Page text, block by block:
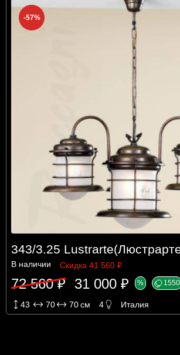
-57%
343/3.25
В наличии Скидка 41 560 ₽
72 560 ₽ 31 000 ₽ % 1550
43 70 70см 4 Италия